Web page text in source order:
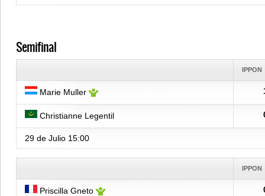
Semifinal
IPPON
Marie Muller
Christianne Legentil
29 de Julio 15:00
IPPON
Priscilla Gneto